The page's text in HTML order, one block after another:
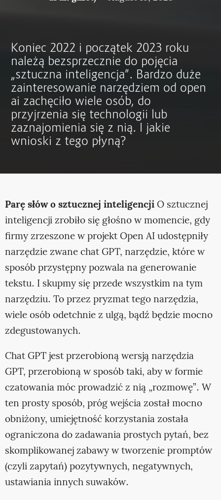
Koniec 2022 i początek 2023 roku
należą bezsprzecznie do pojęcia
„sztuczna inteligencja”. Bardzo duże
zainteresowanie narzędziem od open
ai zachęciło wiele osób, do
przyjrzenia się technologii lub
zaznajomienia się z nią. I jakie
wnioski z tego płyną?
Parę słów o sztucznej inteligencjiO sztucznej
inteligencji zrobiło się głośno w momencie, gdy
firmy zrzeszone w projekt Open AI udostępniły
narzędzie zwane chat GPT, narzędzie, które w
sposób przystępny pozwala na generowanie
tekstu. I skupmy się przede wszystkim na tym
narzędziu. To przez pryzmat tego narzędzia,
wiele osób odetchnie z ulgą, bądź będzie mocno
zdegustowanych.
Chat GPT jest przerobioną wersją narzędzia
GPT, przerobioną w sposób taki, aby w formie
czatowania móc prowadzić z nią „rozmowę”. W
ten prosty sposób, próg wejścia został mocno
obniżony, umiejętność korzystania została
ograniczona do zadawania prostych pytań, bez
skomplikowanej zabawy w tworzenie promptów
(czyli zapytań) pozytywnych, negatywnych,
ustawiania innych suwaków.